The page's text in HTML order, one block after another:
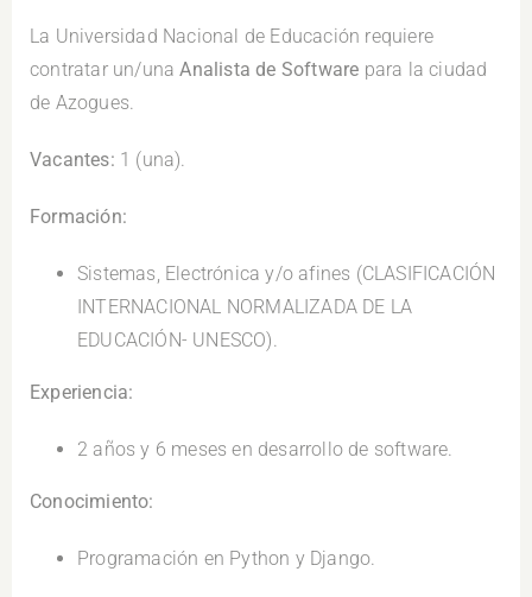
La Universidad Nacional de Educación requiere
contratar un/una Analista de Software para la ciudad
de Azogues.
Vacantes: 1 (una).
Formación:
Sistemas, Electrónica y/o afines (CLASIFICACIÓN
INTERNACIONAL NORMALIZADA DE LA
EDUCACIÓN- UNESCO).
Experiencia:
2 años y 6 meses en desarrollo de software.
Conocimiento:
Programación en Python y Django.